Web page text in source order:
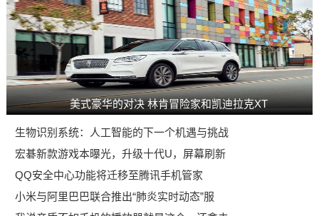
美式豪华的对决 林肯冒险家和凯迪拉克XT
生物识别系统：人工智能的下一个机遇与挑战
宏碁新款游戏本曝光，升级十代U，屏幕刷新
QQ安全中心功能将迁移至腾讯手机管家
小米与阿里巴巴联合推出“肺炎实时动态”服